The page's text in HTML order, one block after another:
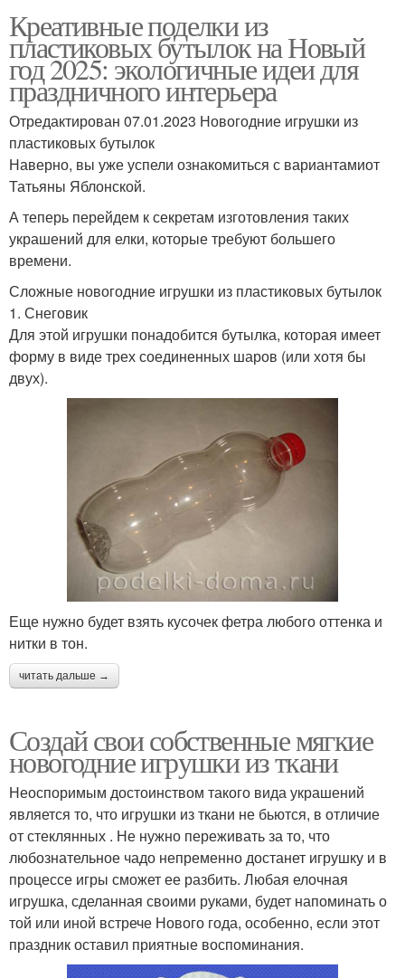
Креативные поделки из
пластиковых бутылок на Новый
год 2025: экологичные идеи для
праздничного интерьера
Отредактирован 07.01.2023 Новогодние игрушки из
пластиковых бутылок
Наверно, вы уже успели ознакомиться с вариантамиот
Татьяны Яблонской.
А теперь перейдем к секретам изготовления таких
украшений для елки, которые требуют большего
времени.
Сложные новогодние игрушки из пластиковых бутылок
1. Снеговик
Для этой игрушки понадобится бутылка, которая имеет
форму в виде трех соединенных шаров (или хотя бы
двух).
Еще нужно будет взять кусочек фетра любого оттенка и
нитки в тон.
читать дальше →
Создай свои собственные мягкие
новогодние игрушки из ткани
Неоспоримым достоинством такого вида украшений
является то, что игрушки из ткани не бьются, в отличие
от стеклянных . Не нужно переживать за то, что
любознательное чадо непременно достанет игрушку и в
процессе игры сможет ее разбить. Любая елочная
игрушка, сделанная своими руками, будет напоминать о
той или иной встрече Нового года, особенно, если этот
праздник оставил приятные воспоминания.